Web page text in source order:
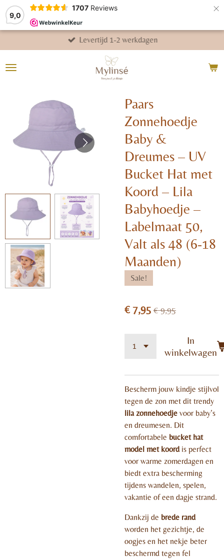
9,0
1707 Reviews ×
Levertijd 1-2 werkdagen
Paars
Zonnehoedje
Baby &
Dreumes – UV
Bucket Hat met
Koord – Lila
Babyhoedje –
Labelmaat 50,
Valt als 48 (6-18
Maanden)
Sale!
€ 7,95 € 9,95
In
winkelwagen
Bescherm jouw kindje stijlvol
tegen de zon met dit trendy
lila zonnehoedje voor baby’s
en dreumesen. Dit
comfortabele bucket hat
model met koordis perfect
voor warme zomerdagen en
biedt extra bescherming
tijdens wandelen, spelen,
vakantie of een dagje strand.
Dankzij de brede rand
worden het gezichtje, de
oogjes en het nekje beter
beschermd tegen fel